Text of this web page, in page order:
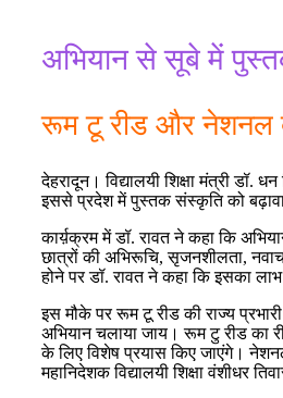
अभियान से सूबे में
रूम टू रीड और नेशनल
देहरादून। विद्यालयी शिक्षा मंत्री डॉ.
इससे प्रदेश में पुस्तक संस्कृति को बढ़ावा
कार्य़क्रम में डॉ. रावत ने कहा कि
छात्रों की अभिरूचि, सृजनशीलता,
होने पर डॉ. रावत ने कहा कि इसका
इस मौके पर रूम टू रीड की राज्य
अभियान चलाया जाय। रूम टु रीड का
के लिए विशेष प्रयास किए जाएंगे।
महानिदेशक विद्यालयी शिक्षा वंशीधर